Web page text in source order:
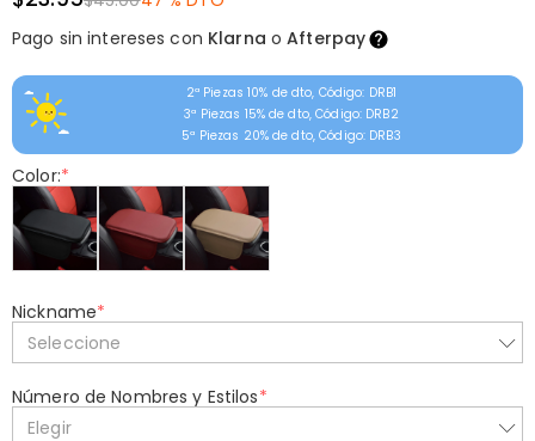
Pago sin intereses con Klarna oAfterpay
2ª Piezas 10% de dto, Código: DRB1
3ª Piezas 15% de dto, Código: DRB2
5ª Piezas 20% de dto, Código: DRB3
Color:*
Nickname*
Seleccione
Número de Nombres y Estilos*
Elegir